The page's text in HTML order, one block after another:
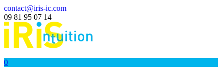
contact@iris-ic.com
09 81 95 07 14
0